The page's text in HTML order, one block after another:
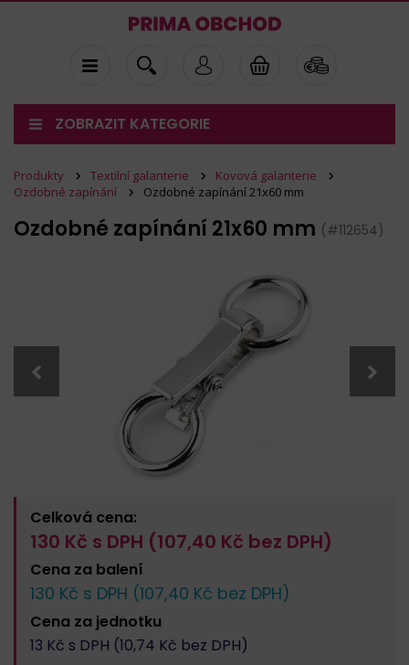
ZOBRAZIT KATEGORIE
Produkty Textilní galanterie
Kovová galanterie
Ozdobné zapínání
Ozdobné zapínání 21x60 mm
Ozdobné zapínání 21x60 mm (#112654)
Celková cena:
130 Kč s DPH (107,40 Kč bez DPH)
Cena za balení
130 Kč s DPH (107,40 Kč bez DPH)
Cena za jednotku
13 Kč s DPH (10,74 Kč bez DPH)